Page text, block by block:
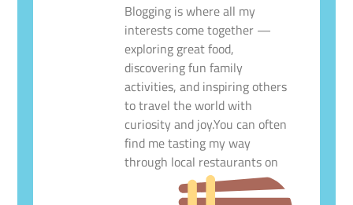
Blogging is where all my
interests come together —
exploring great food,
discovering fun family
activities, and inspiring others
to travel the world with
curiosity and joy.You can often
find me tasting my way
through local restaurants on